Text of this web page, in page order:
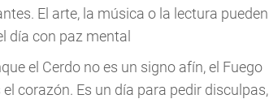
El arte, la música o la lectura pueden
día con paz mental
el Cerdo no es un signo afín, el Fuego
corazón. Es un día para pedir disculpas,